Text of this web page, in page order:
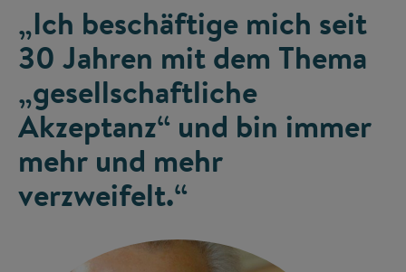
„Ich beschäftige mich seit
30 Jahren mit dem Thema
„gesellschaftliche
Akzeptanz“ und bin immer
mehr und mehr
verzweifelt.“